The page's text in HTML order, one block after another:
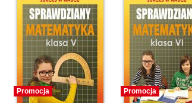
Promocja Promocja